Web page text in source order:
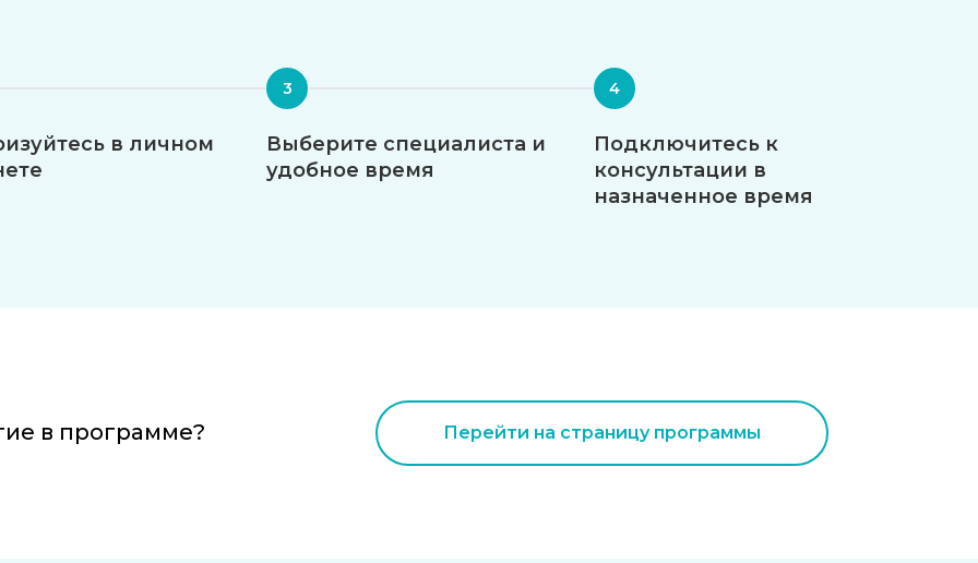
в личном
Выберите специалиста и
удобное время
Подключитесь к
консультации в
назначенное время
в программе? Перейти на страницу программы